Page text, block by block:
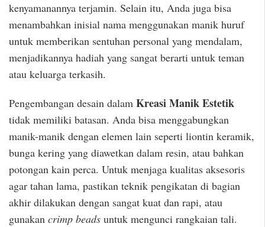
kenyamanannya terjamin. Selain itu, Anda juga bisa
menambahkan inisial nama menggunakan manik huruf
untuk memberikan sentuhan personal yang mendalam,
menjadikannya hadiah yang sangat berarti untuk teman
atau keluarga terkasih.
Pengembangan desain dalam Kreasi Manik Estetik
tidak memiliki batasan. Anda bisa menggabungkan
manik-manik dengan elemen lain seperti liontin keramik,
bunga kering yang diawetkan dalam resin, atau bahkan
potongan kain perca. Untuk menjaga kualitas aksesoris
agar tahan lama, pastikan teknik pengikatan di bagian
akhir dilakukan dengan sangat kuat dan rapi, atau
gunakan crimp beads untuk mengunci rangkaian tali.